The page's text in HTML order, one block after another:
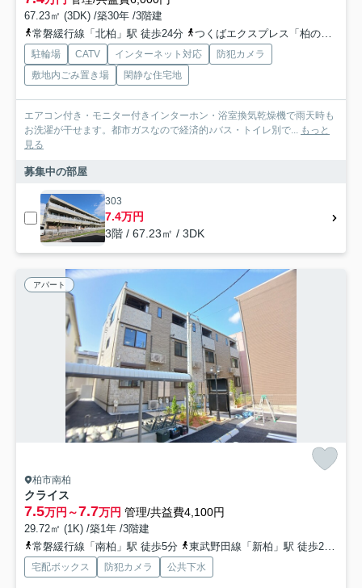
67.23㎡ (3DK) /築30年 /3階建
常磐緩行線「北柏」駅 徒歩24分
つくばエクスプレス「柏の葉キャンパス」駅 徒歩37分
駐輪場 CATV インターネット対応
防犯カメラ
敷地内ごみ置き場
閑静な住宅地
エアコン付き・モニター付きインターホン・浴室換気乾燥機で雨天時も
お洗濯が干せます。都市ガスなので経済的♪バス・トイレ別で... もっと
見る
募集中の部屋
303
7.4万円
3階 / 67.23㎡ / 3DK
アパート
柏市南柏
クライス
7.5万円～7.7万円 管理/共益費4,100円
29.72㎡ (1K) /築1年 /3階建
常磐緩行線「南柏」駅 徒歩5分
東武野田線「新柏」駅 徒歩24分
宅配ボックス 防犯カメラ 公共下水